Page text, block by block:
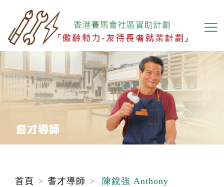
主
內
容
首頁 耆才導師 陳銳強 Anthony